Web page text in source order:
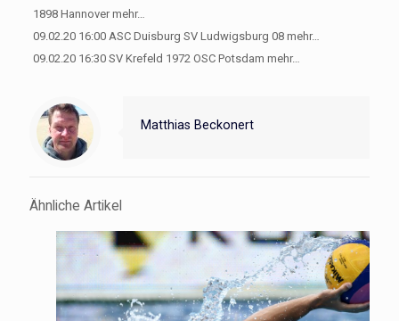
1898 Hannover mehr…
09.02.20 16:00 ASC Duisburg SV Ludwigsburg 08 mehr…
09.02.20 16:30 SV Krefeld 1972 OSC Potsdam mehr…
Matthias Beckonert
Ähnliche Artikel